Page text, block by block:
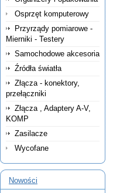
Osprzęt komputerowy
Przyrządy pomiarowe -
Mierniki - Testery
Samochodowe akcesoria
Źródła światła
Złącza - konektory,
przełączniki
Złącza , Adaptery A-V,
KOMP
Zasilacze
Wycofane
Nowości